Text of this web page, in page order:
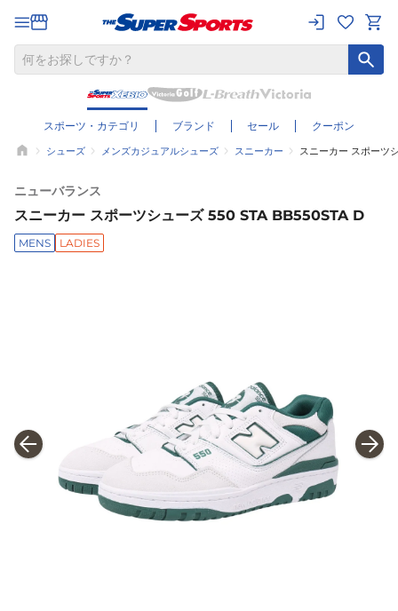
スポーツ・カテゴリ ブランド セール クーポン
シューズ メンズカジュアルシューズ スニーカー スニーカー スポーツ
ニューバランス
スニーカー スポーツシューズ 550 STA BB550STA D
MENS LADIES